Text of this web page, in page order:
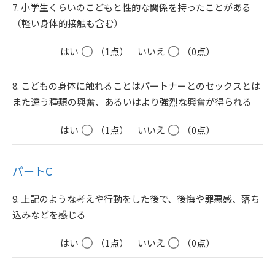
7. 小学生くらいのこどもと性的な関係を持ったことがある
（軽い身体的接触も含む）
はい （1点） いいえ （0点）
8. こどもの身体に触れることはパートナーとのセックスとは
また違う種類の興奮、あるいはより強烈な興奮が得られる
はい （1点） いいえ （0点）
パートC
9. 上記のような考えや行動をした後で、後悔や罪悪感、落ち
込みなどを感じる
はい （1点） いいえ （0点）